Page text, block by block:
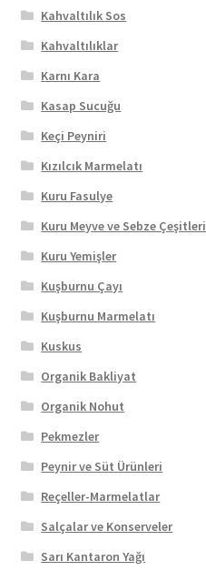
Kahvaltılık Sos
Kahvaltılıklar
Karnı Kara
Kasap Sucuğu
Keçi Peyniri
Kızılcık Marmelatı
Kuru Fasulye
Kuru Meyve ve Sebze Çeşitleri
Kuru Yemişler
Kuşburnu Çayı
Kuşburnu Marmelatı
Kuskus
Organik Bakliyat
Organik Nohut
Pekmezler
Peynir ve Süt Ürünleri
Reçeller-Marmelatlar
Salçalar ve Konserveler
Sarı Kantaron Yağı